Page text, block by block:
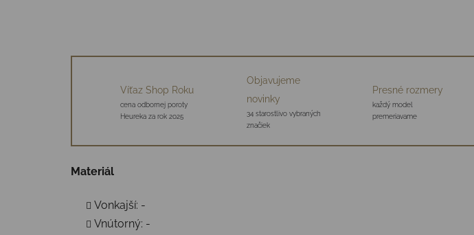
Víťaz Shop Roku
cena odbornej poroty
Heureka za rok 2025
Objavujeme
novinky
34 starostlivo vybraných
značiek
Presné rozmery
každý model
premeriavame
Materiál
Vonkajší: -
Vnútorný: -